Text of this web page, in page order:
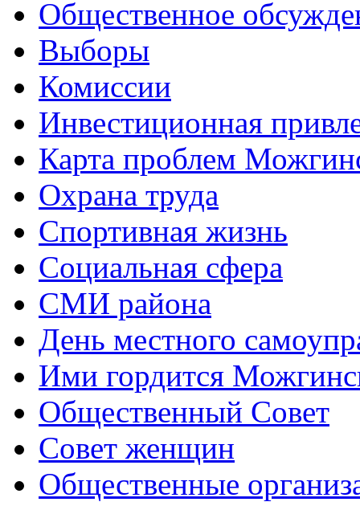
Общественное
Выборы
Комиссии
Инвестиционная
Карта проблем
Охрана труда
Спортивная жизнь
Социальная сфера
СМИ района
День местного
Ими гордится
Общественный Совет
Совет женщин
Общественные